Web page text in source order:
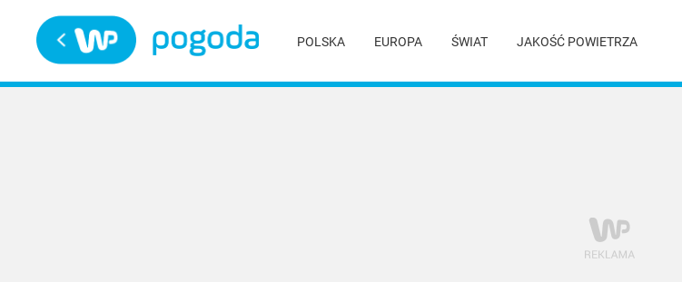
POLSKA EUROPA ŚWIAT JAKOŚĆ POWIETRZA